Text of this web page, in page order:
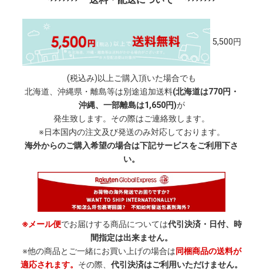
5,500円
(税込み)以上ご購入頂いた場合でも
北海道、沖縄県・離島等は別途追加送料(北海道は770円・
沖縄、一部離島は1,650円)が
発生致します。その際はご連絡致します。
※日本国内の注文及び発送のみ対応しております。
海外からのご購入希望の場合は下記サービスをご利用下さ
い。
※メール便でお届けする商品については代引決済・日付、時
間指定は出来ません。
※他の商品とご一緒にお買い上げの場合は同梱商品の送料が
適応されます。 その際、 代引決済はご利用いただけません。